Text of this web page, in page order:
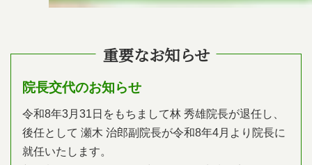
重要なお知らせ
院長交代のお知らせ
令和8年3月31日をもちまして林 秀雄院長が退任し、
後任として 瀬木 治郎副院長が令和8年4月より院長に
就任いたします。